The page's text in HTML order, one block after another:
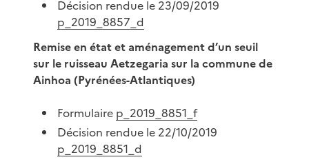
Décision rendue le 23/09/2019
p_2019_8857_d
Remise en état et aménagement d’un seuil
sur le ruisseau Aetzegaria sur la commune de
Ainhoa (Pyrénées-Atlantiques)
Formulaire p_2019_8851_f
Décision rendue le 22/10/2019
p_2019_8851_d